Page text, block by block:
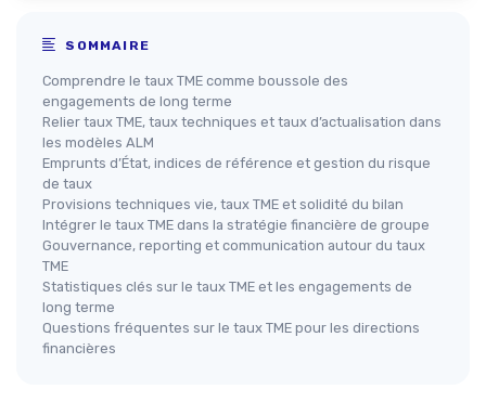
SOMMAIRE
Comprendre le taux TME comme boussole des
engagements de long terme
Relier taux TME, taux techniques et taux d’actualisation dans
les modèles ALM
Emprunts d’État, indices de référence et gestion du risque
de taux
Provisions techniques vie, taux TME et solidité du bilan
Intégrer le taux TME dans la stratégie financière de groupe
Gouvernance, reporting et communication autour du taux
TME
Statistiques clés sur le taux TME et les engagements de
long terme
Questions fréquentes sur le taux TME pour les directions
financières